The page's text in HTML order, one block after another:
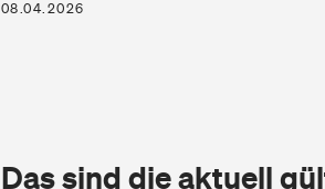
08.04.2026
Das sind die aktuell